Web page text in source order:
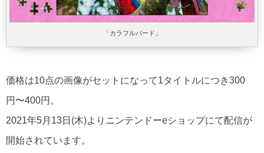
「カラフルバード」
価格は10点の画像がセットになって1タイトルにつき300
円〜400円。
2021年5月13日(木)よりニンテンドーeショップにて配信が
開始されています。